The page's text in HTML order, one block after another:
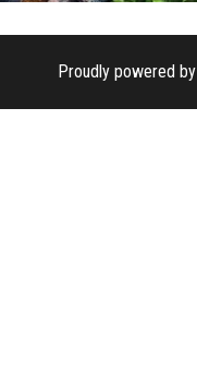
Proudly powered by